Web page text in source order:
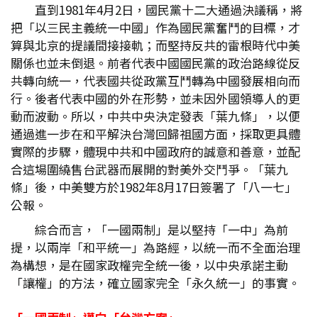
直到1981年4月2日，國民黨十二大通過決議稱，將
把「以三民主義統一中國」作為國民黨奮鬥的目標，才
算與北京的提議間接接軌；而堅持反共的雷根時代中美
關係也並未倒退。前者代表中國國民黨的政治路線從反
共轉向統一，代表國共從政黨互鬥轉為中國發展相向而
行。後者代表中國的外在形勢，並未因外國領導人的更
動而波動。所以，中共中央決定發表「葉九條」，以便
通過進一步在和平解決台灣回歸祖國方面，採取更具體
實際的步驟，體現中共和中國政府的誠意和善意，並配
合這場圍繞售台武器而展開的對美外交鬥爭。「葉九
條」後，中美雙方於1982年8月17日簽署了「八一七」
公報。
綜合而言，「一國兩制」是以堅持「一中」為前
提，以兩岸「和平統一」為路經，以統一而不全面治理
為構想，是在國家政權完全統一後，以中央承諾主動
「讓權」的方法，確立國家完全「永久統一」的事實。